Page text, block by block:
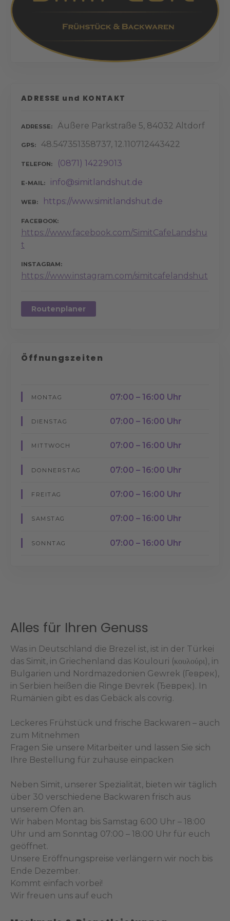
ADRESSE und KONTAKT
ADRESSE Äußere Parkstraße 5, 84032 Altdorf
GPS 48.547351358737, 12.110712443422
TELEFON (0871) 14229013
E-MAIL info@simitlandshut.de
WEB https://www.simitlandshut.de
FACEBOOK
https://www.facebook.com/SimitCafeLandshu
t
INSTAGRAM
https://www.instagram.com/simitcafelandshut
Routenplaner
Öffnungszeiten
MONTAG 07:00 – 16:00 Uhr
DIENSTAG 07:00 – 16:00 Uhr
MITTWOCH 07:00 – 16:00 Uhr
DONNERSTAG 07:00 – 16:00 Uhr
FREITAG 07:00 – 16:00 Uhr
SAMSTAG 07:00 – 16:00 Uhr
SONNTAG 07:00 – 16:00 Uhr
Alles für Ihren Genuss
Was in Deutschland die Brezel ist, ist in der Türkei
das Simit, in Griechenland das Koulouri (κουλούρι), in
Bulgarien und Nordmazedonien Gewrek (Геврек),
in Serbien heißen die Ringe Đevrek (Ђеврек). In
Rumänien gibt es das Gebäck als covrig.
Leckeres Frühstück und frische Backwaren – auch
zum Mitnehmen
Fragen Sie unsere Mitarbeiter und lassen Sie sich
Ihre Bestellung für zuhause einpacken
Neben Simit, unserer Spezialität, bieten wir täglich
über 30 verschiedene Backwaren frisch aus
unserem Ofen an.
Wir haben Montag bis Samstag 6:00 Uhr – 18:00
Uhr und am Sonntag 07:00 – 18:00 Uhr für euch
geöffnet.
Unsere Eröffnungspreise verlängern wir noch bis
Ende Dezember.
Kommt einfach vorbei!
Wir freuen uns auf euch